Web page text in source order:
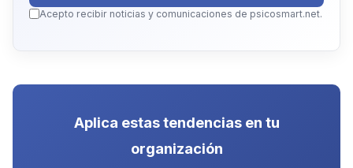
Acepto recibir noticias y comunicaciones de psicosmart.net.
Aplica estas tendencias en tu
organización